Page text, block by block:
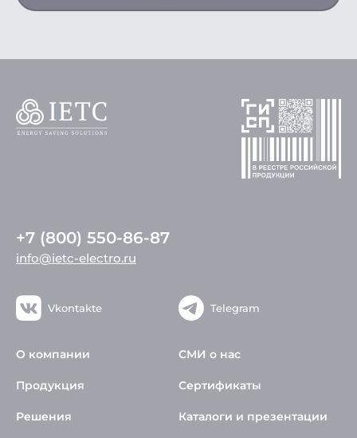
+7 (800) 550-86-87
info@ietc-electro.ru
Vkontakte Telegram
О компании
Продукция
Решения
СМИ о нас
Сертификаты
Каталоги и презентации